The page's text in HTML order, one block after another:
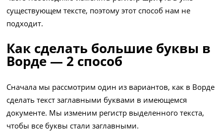
существующем тексте, поэтому этот способ нам не
подходит.
Как сделать большие буквы в
Ворде — 2 способ
Сначала мы рассмотрим один из вариантов, как в Ворде
сделать текст заглавными буквами в имеющемся
документе. Мы изменим регистр выделенного текста,
чтобы все буквы стали заглавными.